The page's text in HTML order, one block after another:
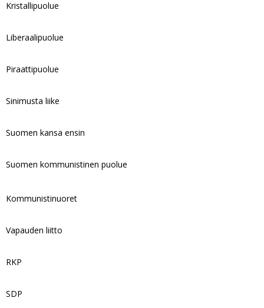
Kristallipuolue
Liberaalipuolue
Piraattipuolue
Sinimusta liike
Suomen kansa ensin
Suomen kommunistinen puolue
Kommunistinuoret
Vapauden liitto
RKP
SDP